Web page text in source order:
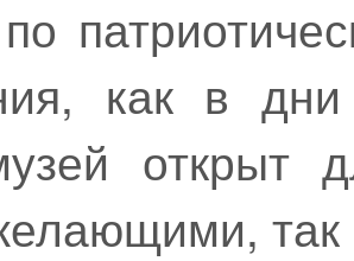
как в
открыт
так